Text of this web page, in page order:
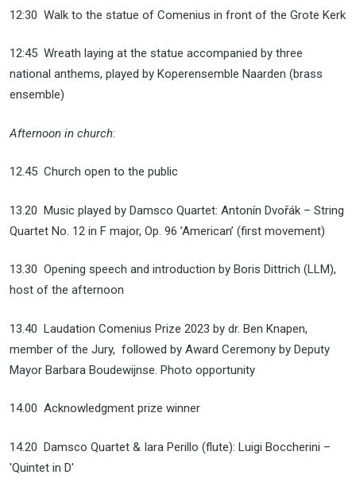
12:30 Walk to the statue of Comenius in front of the Grote Kerk
12:45 Wreath laying at the statue accompanied by three
national anthems, played by Koperensemble Naarden (brass
ensemble)
Afternoon in church:
12.45 Church open to the public
13.20 Music played by Damsco Quartet: Antonín Dvořák – String
Quartet No. 12 in F major, Op. 96 ’American’ (first movement)
13.30 Opening speech and introduction by Boris Dittrich (LLM),
host of the afternoon
13.40 Laudation Comenius Prize 2023 by dr. Ben Knapen,
member of the Jury, followed by Award Ceremony by Deputy
Mayor Barbara Boudewijnse. Photo opportunity
14.00 Acknowledgment prize winner
14.20 Damsco Quartet & Iara Perillo (flute): Luigi Boccherini –
'Quintet in D'